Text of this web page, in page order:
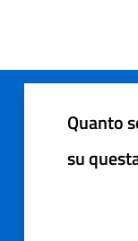
Quanto
su